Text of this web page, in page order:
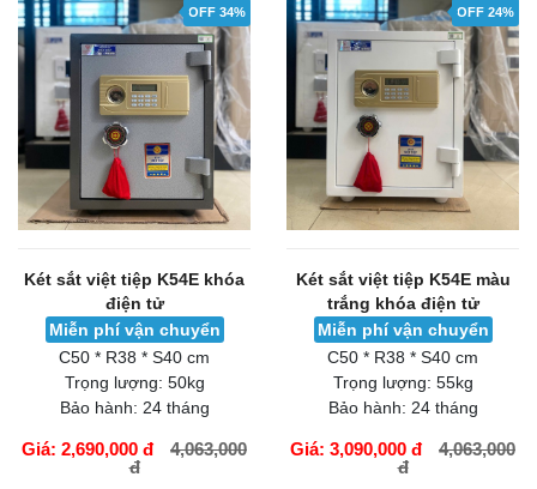
OFF 34%
Két sắt việt tiệp K54E khóa
điện tử
Miễn phí vận chuyển
C50 * R38 * S40 cm
Trọng lượng: 50kg
Bảo hành: 24 tháng
Giá: 2,690,000 đ
4,063,000
đ
OFF 24%
Két sắt việt tiệp K54E màu
trắng khóa điện tử
Miễn phí vận chuyển
C50 * R38 * S40 cm
Trọng lượng: 55kg
Bảo hành: 24 tháng
Giá: 3,090,000 đ
4,063,000
đ